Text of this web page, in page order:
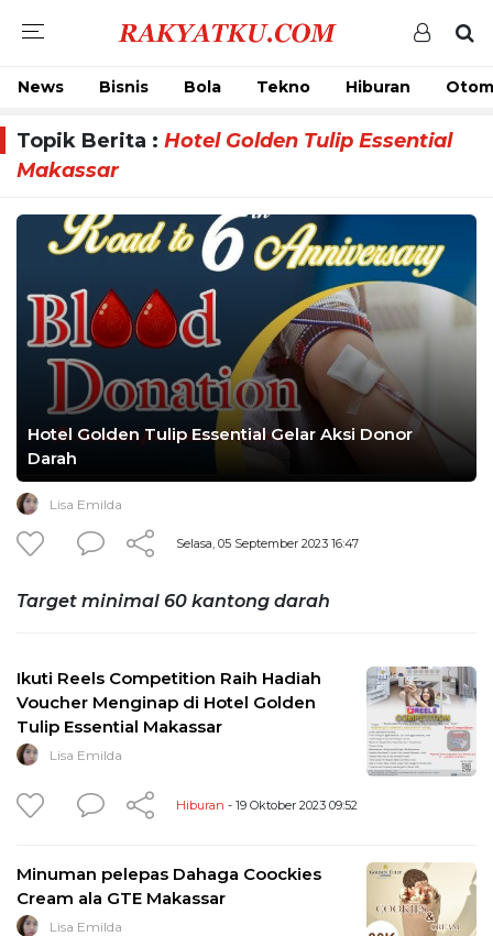
News Bisnis Bola Tekno Hiburan
Topik Berita : Hotel Golden Tulip Essential
Makassar
Hotel Golden Tulip Essential Gelar Aksi Donor
Darah
Lisa Emilda
Selasa, 05 September 2023 16:47
Target minimal 60 kantong darah
Ikuti Reels Competition Raih Hadiah
Voucher Menginap di Hotel Golden
Tulip Essential Makassar
Lisa Emilda
Hiburan - 19 Oktober 2023 09:52
Minuman pelepas Dahaga Coockies
Cream ala GTE Makassar
Lisa Emilda